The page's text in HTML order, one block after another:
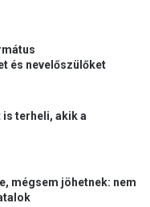
és nevelőszülőket
terheli, akik a
mégsem jöhetnek: nem